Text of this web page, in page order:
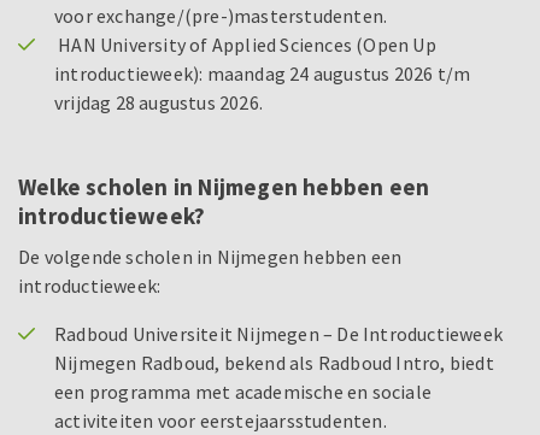
voor exchange/(pre-)masterstudenten.
HAN University of Applied Sciences (Open Up
introductieweek): maandag 24 augustus 2026 t/m
vrijdag 28 augustus 2026.
Welke scholen in Nijmegen hebben een
introductieweek?
De volgende scholen in Nijmegen hebben een
introductieweek:
Radboud Universiteit Nijmegen – De Introductieweek
Nijmegen Radboud, bekend als Radboud Intro, biedt
een programma met academische en sociale
activiteiten voor eerstejaarsstudenten.